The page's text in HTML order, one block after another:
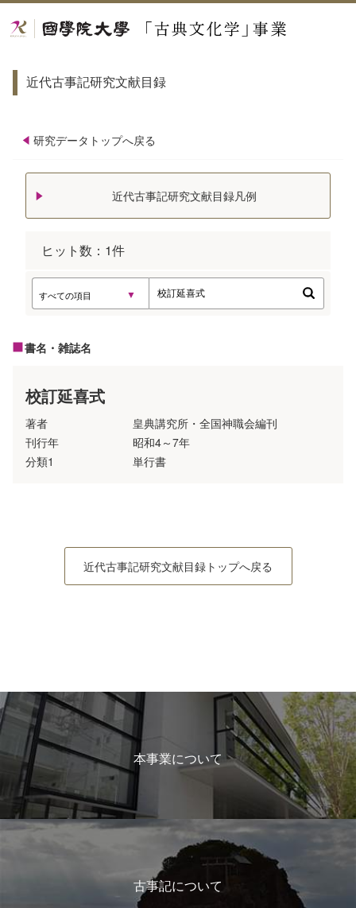
近代古事記研究文献目録
研究データトップへ戻る
近代古事記研究文献目録凡例
ヒット数： 1件
書名・雑誌名
校訂延喜式
著者
皇典講究所・全国神職会編刊
刊行年
昭和4～7年
分類1
単行書
近代古事記研究文献目録トップへ戻る
本事業について
古事記について